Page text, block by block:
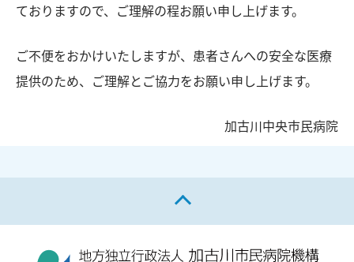
ておりますので、ご理解の程お願い申し上げます。
ご不便をおかけいたしますが、患者さんへの安全な医療
提供のため、ご理解とご協力をお願い申し上げます。
加古川中央市民病院